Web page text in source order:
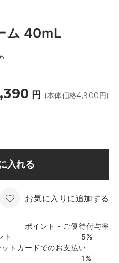
ム 40mL
円 (本体価格4,900円)
入れる
お気に入りに追加する
ポイント・ご優待付与率
ト
5%
トカードでのお支払い
1%